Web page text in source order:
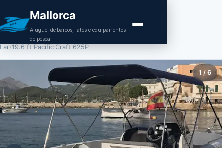
Mallorca
Aluguel de barcos, iates e equipamentos
de pesca.
Lar›19.6 ft Pacific Craft 625P
1 /6